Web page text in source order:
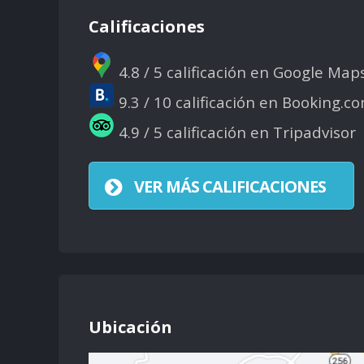
Calificaciones
4.8 / 5 calificación en Google
9.3 / 10 calificación en
4.9 / 5 calificación en Tripadvisor
VER MÁS CALIFICACIONES
Ubicación